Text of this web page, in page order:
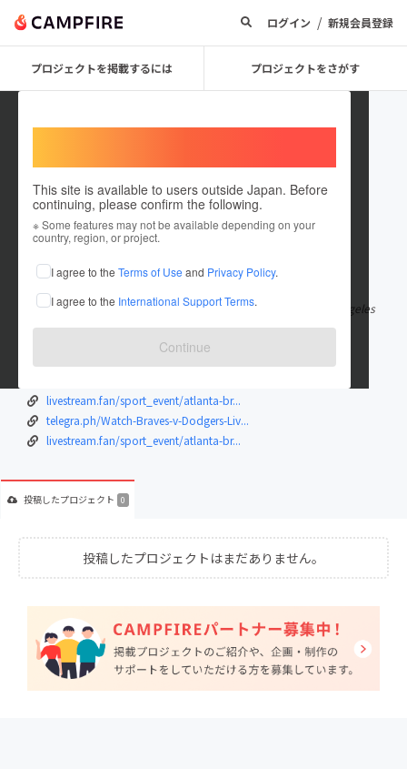
ログイン / 新規会員登録
プロジェクトを掲載するには プロジェクトをさがす
This site is available to users outside Japan. Before
continuing, please confirm the following.
※ Some features may not be available depending on your
country, region, or project.
I agree to the Terms of Use and Privacy Policy.
I agree to the International Support Terms.
Continue
ChloeCarey52873
在住国：ソマリア
出身国：ソマリア
Braves vs Dodgers LiveStream^ Watch Atlanta Braves v Los Angeles
Dodgers baseball Live 9/1 もっと見る
livestream.fan/sport_event/atlanta-br...
telegra.ph/Watch-Braves-v-Dodgers-Liv...
livestream.fan/sport_event/atlanta-br...
投稿したプロジェクト 0
投稿したプロジェクトはまだありません。